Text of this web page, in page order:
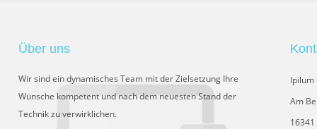
Über uns
Wir sind ein dynamisches Team mit der Zielsetzung Ihre
Wünsche kompetent und nach dem neuesten Stand der
Technik zu verwirklichen.
Ipilum
Am